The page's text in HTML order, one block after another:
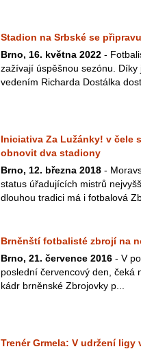
Stadion na Srbské se
Brno, 16. května 2022 -
zažívají úspěšnou sezónu.
vedením Richarda Dostálka
Iniciativa Za Lužánky! v čele
obnovit dva stadiony
Brno, 12. března 2018 -
status úřadujících mistrů
dlouhou tradici má i fotbalová
Brněnští fotbalisté zbrojí na
Brno, 21. července 2016 - V
poslední červencový den, čeká
kádr brněnské Zbrojovky p...
Trenér Grmela: V udržení ligy